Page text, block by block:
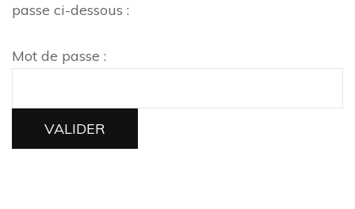
passe ci-dessous :
Mot de passe :